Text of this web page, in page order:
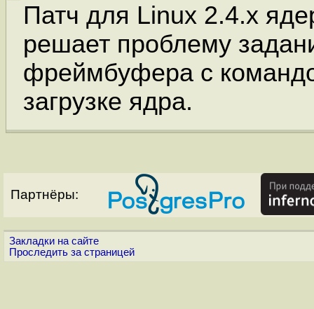
Патч для Linux 2.4.x
решает проблему
фреймбуфера с
загрузке ядра.
Партнёры:
Закладки на сайте
Проследить за страницей